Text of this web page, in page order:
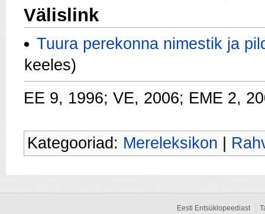
Välislink
Tuura perekonna nimestik ja
keeles)
EE 9, 1996; VE, 2006; EME 2,
Kategooriad: Mereleksikon
Eesti Entsüklopeediast